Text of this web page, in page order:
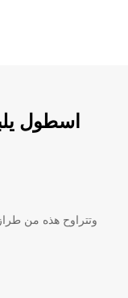
اسطول
وتتراوح هذه من